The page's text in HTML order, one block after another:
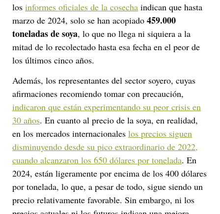
los informes oficiales de la cosecha indican que hasta
marzo de 2024, solo se han acopiado 459.000
toneladas de soya, lo que no llega ni siquiera a la
mitad de lo recolectado hasta esa fecha en el peor de
los últimos cinco años.
Además, los representantes del sector soyero, cuyas
afirmaciones recomiendo tomar con precaución,
indicaron que están experimentando su peor crisis en
30 años. En cuanto al precio de la soya, en realidad,
en los mercados internacionales los precios siguen
disminuyendo desde su pico extraordinario de 2022,
cuando alcanzaron los 650 dólares por tonelada. En
2024, están ligeramente por encima de los 400 dólares
por tonelada, lo que, a pesar de todo, sigue siendo un
precio relativamente favorable. Sin embargo, ni los